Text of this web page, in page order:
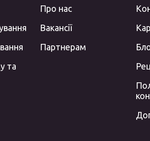
та
Про нас
Вакансії
Партнерам